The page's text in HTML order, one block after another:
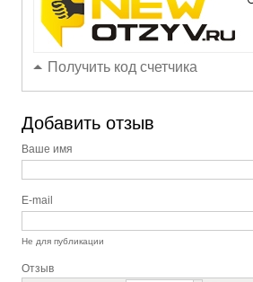
Получить код счетчика
Добавить отзыв
Ваше имя
E-mail
Не для публикации
Отзыв